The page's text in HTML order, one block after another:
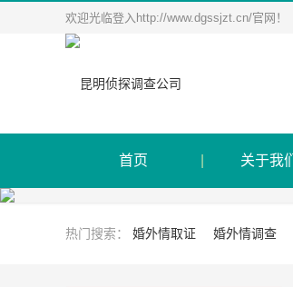
欢迎光临登入http://www.dgssjzt.cn/官网！
首页 关于我们
热门搜索： 婚外情取证 婚外情调查